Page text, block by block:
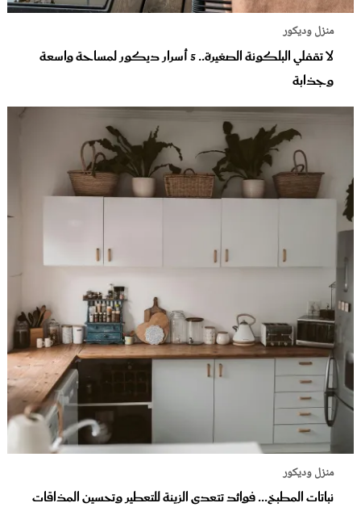
منزل وديكور
لا تقفلي البلكونة الصغيرة.. 5 أسرار ديكور لمساحة واسعة
وجذابة
منزل وديكور
نباتات المطبخ... فوائد تتعدى الزينة للتعطير وتحسين المذاقات